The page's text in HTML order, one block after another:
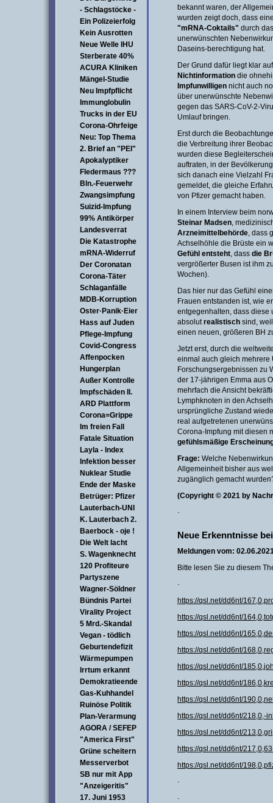
- Schlagstöcke -
Ein Polizeierfolg
Kein Ausrotten
Neue Welle IHU
Sterberate 40%
ACURA Kliniken
Mängel-Studie
Neu Impfpflicht
Immunglobulin
Trucks in der EU
Corona-Ohrfeige
Neu: Top Thema
2. Brief an "PEI"
Apokalyptiker
Fledermaus ???
Bln.-Feuerwehr
Zwangsimpfung
Suizid-Impfung
99% Antikörper
Landesverrat
Die Katastrophe
mRNA-Widerruf
Der Coronatan
Corona-Täter
Schlaganfälle
MDB-Korruption
Oster·Panik·Eier
Hass auf Juden
Pflege-Impfung
Covid-Congress
Affenpocken
Hungerplan
Außer Kontrolle
Impfschäden II.
ARD Plattform
Corona=Grippe
Im freien Fall
Fatale Situation
Layla - Index
Infektion besser
Nuklear Studie
Ende der Maske
Betrüger: Pfizer
Lauterbach-UNI
K. Lauterbach 2.
Baerbock - oje !
Die Welt lacht
S. Wagenknecht
120 Profiteure
Partyszene
Wagner-Söldner
Bündnis Partei
Virality Project
5 Mrd.-Skandal
Vegan - tödlich
Geburtendefizit
Wärmepumpen
Irrtum erkannt
Demokratieende
Gas-Kuhhandel
Ruinöse Politik
Plan-Verarmung
AGORA / SEFEP
"America First"
Grüne scheitern
Messerverbot
SB nur mit App
"Anzeigeritis"
17. Juni 1953
bekannt waren, der
wurden zeigt doch, dass
"mRNA-Coktails" durch
unerwünschten
Daseins-berechtigung hat.
Der Grund dafür liegt klar
Nichtinformation die
Impfunwilligen nicht auch
über unerwünschte
gegen das SARS-CoV-2-
Umlauf bringen.
Erst durch die
die Verbreitung ihrer
wurden diese
auftraten, in der
sich danach eine Vielzahl
gemeldet, die gleiche
von Pfizer gemacht haben.
In einem Interview beim
Steinar Madsen,
Arzneimittelbehörde, dass
Achselhöhle die Brüste ein
Gefühl entsteht, dass die
vergrößerter Busen ist ihm
Wochen).
Das hier nur das Gefühl
Frauen entstanden ist, wie
entgegenhalten, dass diese
absolutrealistisch sind,
einen neuen, größeren BH
Jetzt erst, durch die
einmal auch gleich mehrere
Forschungsergebnissen zu
der 17-jährigen Emma aus
mehrfach die Ansicht
Lymphknoten in den
ursprüngliche Zustand
real aufgetretenen
Corona-Impfung mit diesen
gefühlsmäßige
Frage: Welche
Allgemeinheit bisher aus
zugänglich gemacht
(Copyright © 2021 by
·
Neue Erkenntnisse
Meldungen vom:
Bitte lesen Sie zu diesem
·
https://qsl.net/dd6nt/
https://qsl.net/dd6nt/
https://qsl.net/dd6nt/
https://qsl.net/dd6nt/
https://qsl.net/dd6nt/
https://qsl.net/dd6nt/
https://qsl.net/dd6nt/
https://qsl.net/dd6nt/218,0,-
https://qsl.net/dd6nt/
https://qsl.net/dd6nt/
https://qsl.net/dd6nt/
·
·